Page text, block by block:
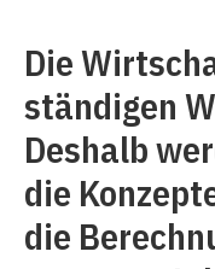
Die
ständigen
Deshalb
die
die